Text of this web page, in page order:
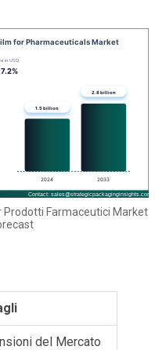
Prodotti Farmaceutici Market
del Mercato